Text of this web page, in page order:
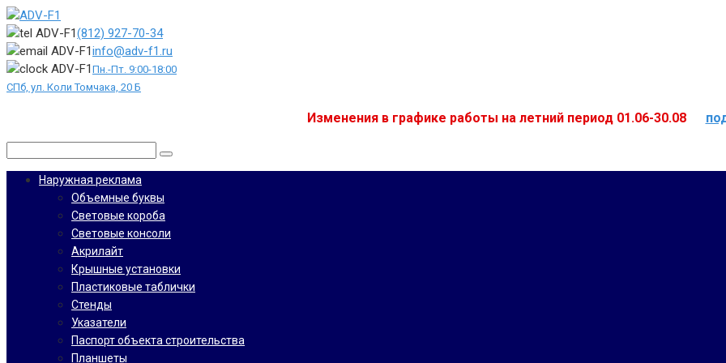
Перейти
к
контенту
(812) 927-70-34
info@adv-f1.ru
Пн.-Пт. 9:00-18:00
СПб, ул. Коли Томчака, 20 Б
Изменения в графике работы на летний период 01.06-30.08
Наружная реклама
Объемные буквы
Световые короба
Световые консоли
Акрилайт
Крышные установки
Пластиковые таблички
Стенды
Указатели
Паспорт объекта строительства
Планшеты